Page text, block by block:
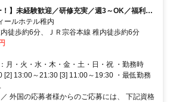
！】未経験歓迎／研修充実／週3～OK／福利厚
ルホテル稚内
徒歩約6分、ＪＲ宗谷本線 稚内徒歩約6分
月・火・水・木・金・土・日・祝 ・勤務時
[2] 13:00～21:30 [3] 11:00～19:30 ・最低勤務
外国の応募者様からのご応募には、 下記資格